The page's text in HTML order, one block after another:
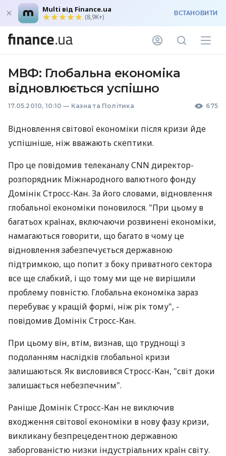
Multi від Finance.ua
(8,9K+) ВСТАНОВИТИ
МВФ: Глобальна економіка
відновлюється успішно
17.05.2010, 10:10 — Казна та Політика 675
Відновлення світової економіки після кризи йде
успішніше, ніж вважають скептики.
Про це повідомив телеканалу CNN директор-
розпорядник Міжнародного валютного фонду
Домінік Стросс-Кан. За його словами, відновлення
глобальної економіки поновилося. "При цьому в
багатьох країнах, включаючи розвинені економіки,
намагаються говорити, що багато в чому це
відновлення забезпечується державною
підтримкою, що попит з боку приватного сектора
все ще слабкий, і що тому ми ще не вирішили
проблему повністю. Глобальна економіка зараз
перебуває у кращій формі, ніж рік тому", -
повідомив Домінік Стросс-Кан.
При цьому він, втім, визнав, що труднощі з
подоланням наслідків глобальної кризи
залишаються. Як висловився Стросс-Кан, "світ доки
залишається небезпечним".
Раніше Домінік Стросс-Кан не виключив
входження світової економіки в нову фазу кризи,
викликану безпрецедентною державною
заборгованістю низки індустріальних країн світу.